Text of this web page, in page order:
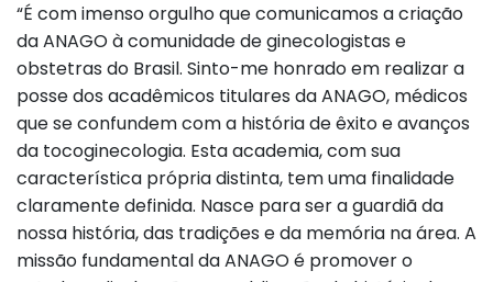
“É com imenso orgulho que comunicamos a criação
da ANAGO à comunidade de ginecologistas e
obstetras do Brasil. Sinto-me honrado em realizar a
posse dos acadêmicos titulares da ANAGO, médicos
que se confundem com a história de êxito e avanços
da tocoginecologia. Esta academia, com sua
característica própria distinta, tem uma finalidade
claramente definida. Nasce para ser a guardiã da
nossa história, das tradições e da memória na área. A
missão fundamental da ANAGO é promover o